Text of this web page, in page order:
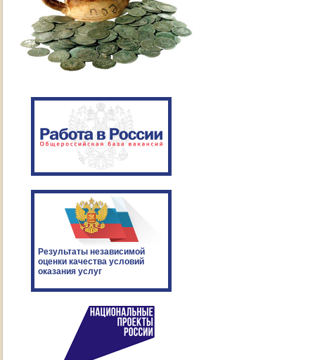
Результаты независимой
оценки качества условий
оказания услуг